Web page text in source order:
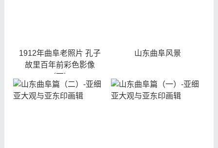
1912年曲阜老照片 孔子
故里百年前彩色影像
（下）
山东曲阜风景